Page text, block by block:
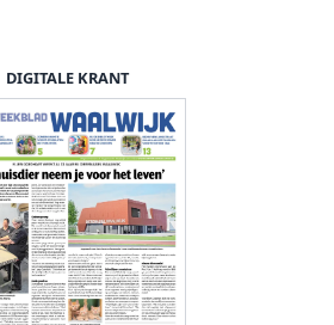
DIGITALE KRANT